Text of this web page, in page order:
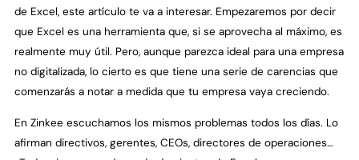
de Excel, este artículo te va a interesar. Empezaremos por decir
que Excel es una herramienta que, si se aprovecha al máximo, es
realmente muy útil. Pero, aunque parezca ideal para una empresa
no digitalizada, lo cierto es que tiene una serie de carencias que
comenzarás a notar a medida que tu empresa vaya creciendo.
En Zinkee escuchamos los mismos problemas todos los días. Lo
afirman directivos, gerentes, CEOs, directores de operaciones…